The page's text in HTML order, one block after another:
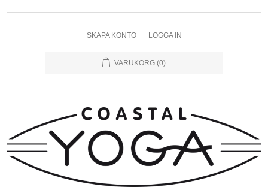
SKAPA KONTO LOGGA IN
VARUKORG (0)